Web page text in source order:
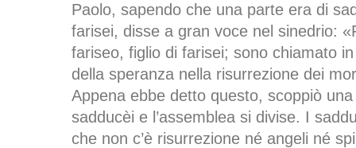
Paolo, sapendo che una parte era di
farisei, disse a gran voce nel sinedrio:
fariseo, figlio di farisei; sono chiamato
della speranza nella risurrezione dei
Appena ebbe detto questo, scoppiò
sadducèi e l’assemblea si divise. I
che non c’è risurrezione né angeli né